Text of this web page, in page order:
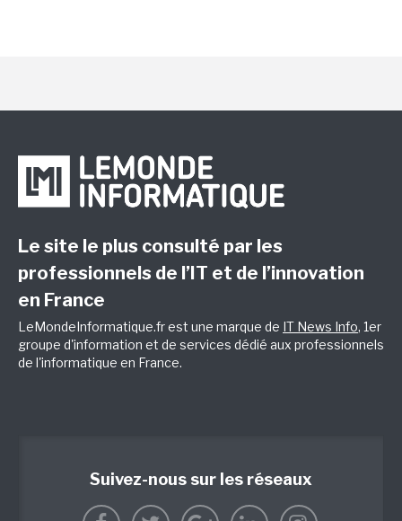
Le site le plus consulté par les
professionnels de l’IT et de l’innovation
en France
LeMondeInformatique.fr est une marque de IT News Info, 1er
groupe d'information et de services dédié aux professionnels
de l'informatique en France.
Suivez-nous sur les réseaux